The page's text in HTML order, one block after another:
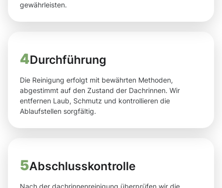
gewährleisten.
4Durchführung
Die Reinigung erfolgt mit bewährten Methoden,
abgestimmt auf den Zustand der Dachrinnen. Wir
entfernen Laub, Schmutz und kontrollieren die
Ablaufstellen sorgfältig.
5Abschlusskontrolle
Nach der dachrinnenreinigung überprüfen wir die